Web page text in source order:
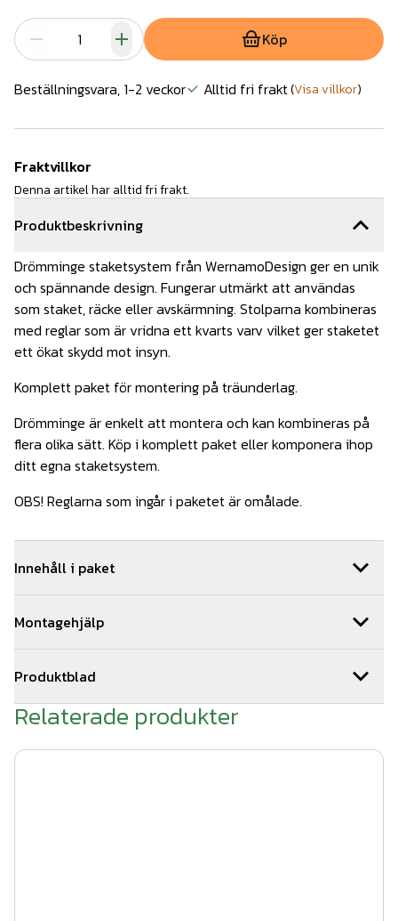
Produktbeskrivning
Drömminge staketsystem från WernamoDesign ger en unik
och spännande design. Fungerar utmärkt att användas
som staket, räcke eller avskärmning. Stolparna kombineras
med reglar som är vridna ett kvarts varv vilket ger staketet
ett ökat skydd mot insyn.
Komplett paket för montering på träunderlag.
Drömminge är enkelt att montera och kan kombineras på
flera olika sätt. Köp i komplett paket eller komponera ihop
ditt egna staketsystem.
OBS! Reglarna som ingår i paketet är omålade.
Innehåll i paket
2st WernamoDesign stolpfot grå
Wer500-1
2st Träskruv till stolpfot WD Art.nr.WerDe-901
2st WernamoDesign stolphatt grå
Wer501-1
14st Impregnerad regel 45x45x1500
Montagehjälp
2. Skruva fast stolpfoten på trädäcket med 4 st fransk
träskruv. CC-mått mellan stolparna 1500 mm.
Produktblad
produktblad drömminge 2021.pdf
Köp
Beställningsvara, 1-2 veckor Alltid fri frakt(Visa villkor)
Fraktvillkor
Denna artikel har alltid fri frakt.
Relaterade produkter